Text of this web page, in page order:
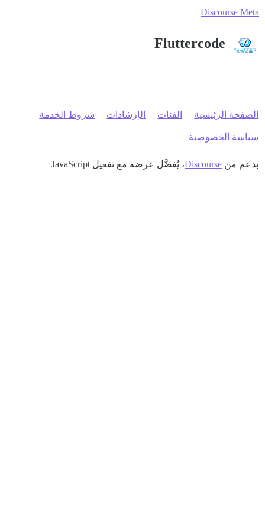
Discourse Meta
Fluttercode
الصفحة الرئيسية الفئات الإرشادات شروط الخدمة
سياسة الخصوصية
بدعم من Discourse، يُفضَّل عرضه مع تفعيل JavaScript